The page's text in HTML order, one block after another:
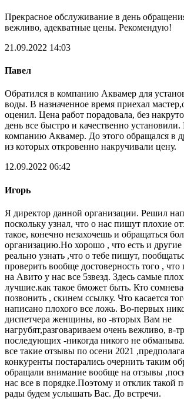
Прекрасное обслуживание в день
вежливо, адекватные цены. Рекомендую!
21.09.2022 14:03
Павел
Обратился в компанию Аквамер для
воды. В назначенное время приехал
оценил. Цена работ порадовала, без
день все быстро и качественно
компанию Аквамер. До этого обращался в
из которых откровенно накручивали цену.
12.09.2022 06:42
Игорь
Я директор данной организации. Решил
поскольку узнал, что о нас пишут плохие
такое, конечно незахочешь и обращаться
организацию.Но хорошо , что есть и
реально узнать ,что о тебе пишут,
проверить вообще достоверность того ,
на Авито у нас все 5звезд. Здесь самые
лучшие.как такое бможет быть. Кто
позвонить , скинем ссылку. Что касается
написано плохого все ложь. Во-первых
диспетчера женщины, во -вторых Вам не
нагрубят,разговариваем очень вежливо, в-
последующих -никогда никого не
все такие отзывы по осени 2021
конкуренты постарались очернить таким
обращали внимание вообще на отзывы
нас все в порядке.Поэтому и отклик такой
рады будем услышать Вас. До встречи.